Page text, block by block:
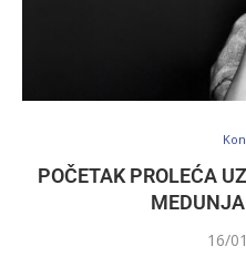
POČETAK PROLEĆA
16/